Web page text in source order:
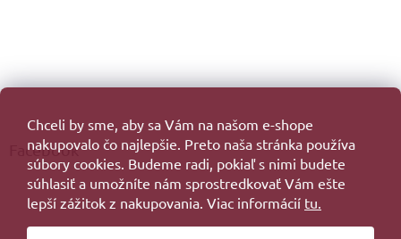
Chceli by sme, aby sa Vám na našom e-shope
nakupovalo čo najlepšie. Preto naša stránka používa
súbory cookies. Budeme radi, pokiaľ s nimi budete
súhlasiť a umožníte nám sprostredkovať Vám ešte
lepší zážitok z nakupovania. Viac informácií tu.
Facebook